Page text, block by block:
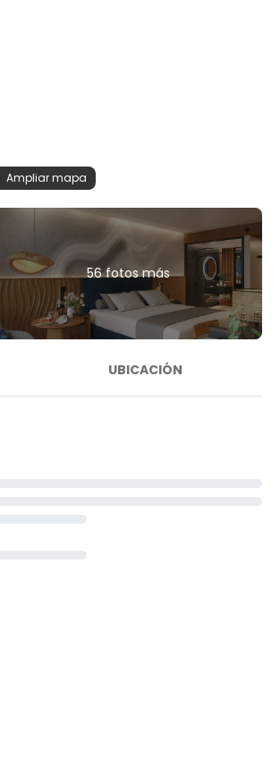
Ampliar mapa
56 fotos más
UBICACIÓN